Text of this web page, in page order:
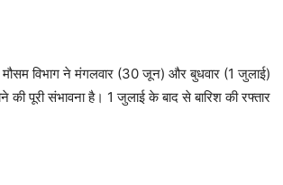
मौसम विभाग ने मंगलवार (30 जून) और बुधवार (1 जुलाई)
पूरी संभावना है। 1 जुलाई के बाद से बारिश की रफ्तार